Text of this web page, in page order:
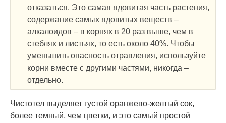
отказаться. Это самая ядовитая часть растения,
содержание самых ядовитых веществ –
алкалоидов – в корнях в 20 раз выше, чем в
стеблях и листьях, то есть около 40%. Чтобы
уменьшить опасность отравления, используйте
корни вместе с другими частями, никогда –
отдельно.
Чистотел выделяет густой оранжево-желтый сок,
более темный, чем цветки, и это самый простой